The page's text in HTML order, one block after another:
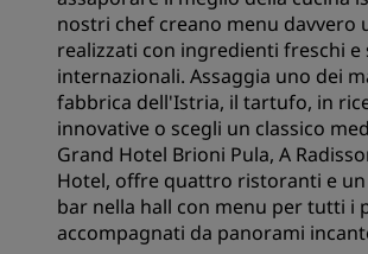
nostri chef creano menu davvero
realizzati con ingredienti freschi e
internazionali. Assaggia uno dei
fabbrica dell'Istria, il tartufo, in
innovative o scegli un classico
Grand Hotel Brioni Pula, A
Hotel, offre quattro ristoranti e
bar nella hall con menu per tutti i
accompagnati da panorami